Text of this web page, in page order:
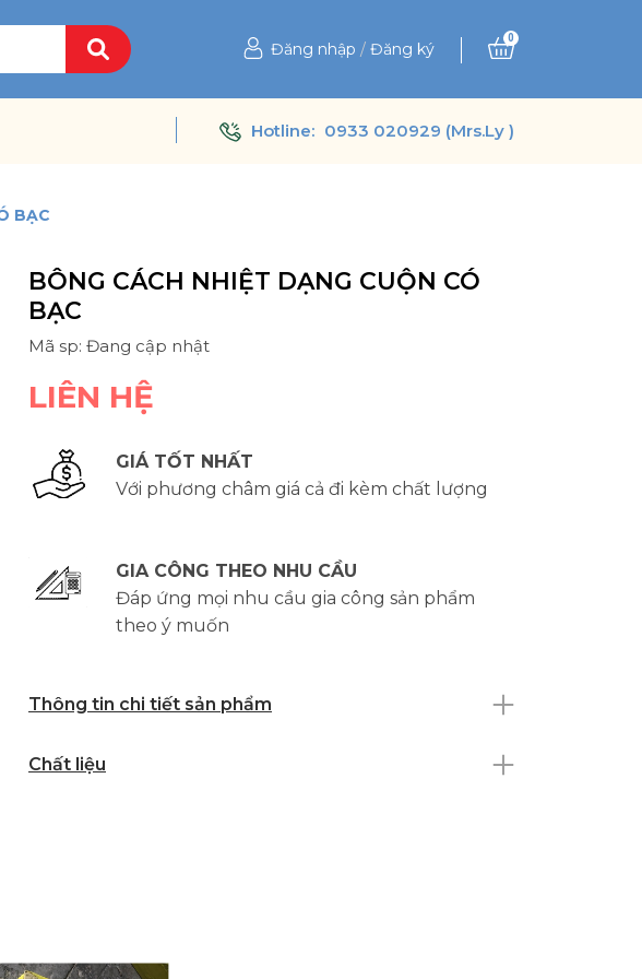
Đăng nhập / Đăng ký
0
Hotline: 0933 020929 (Mrs.Ly )
BẠC
BÔNG CÁCH NHIỆT DẠNG CUỘN CÓ
BẠC
Mã sp: Đang cập nhật
LIÊN HỆ
GIÁ TỐT NHẤT
Với phương châm giá cả đi kèm chất lượng
GIA CÔNG THEO NHU CẦU
Đáp ứng mọi nhu cầu gia công sản phẩm
theo ý muốn
Thông tin chi tiết sản phẩm
Chất liệu